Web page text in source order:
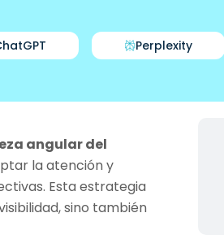
Perplexity
angular del
la atención y
Esta estrategia
sino también